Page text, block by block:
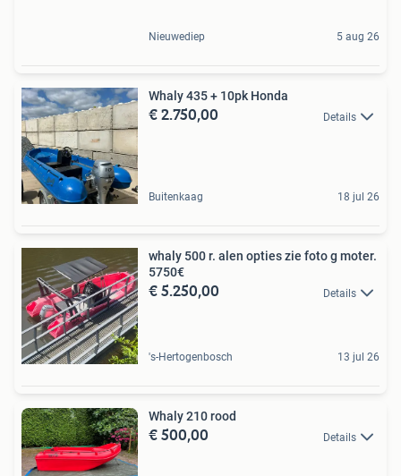
Nieuwediep 5 aug 26
Whaly 435 + 10pk Honda
€ 2.750,00 Details
Buitenkaag 18 jul 26
whaly 500 r. alen opties zie foto g moter.
5750€
€ 5.250,00 Details
's-Hertogenbosch 13 jul 26
Whaly 210 rood
€ 500,00 Details